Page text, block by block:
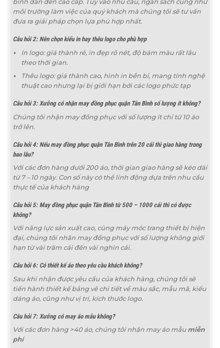
bình dân đến cao cấp. Tùy vào nhu cầu, ngân sách cũng như
môi trường làm việc của quý khách mà chúng tôi sẽ tư vấn
đưa ra giải pháp chọn lựa phù hợp nhất.
Câu hỏi 2: Nên chọn kiểu in hay thêu logo cho phù hợp
In logo: giá thành rẻ, in đẹp rõ nét, độ bám màu rất lâu
theo thời gian.
Thêu logo: giá thành cao, hình in bền bỉ, mang tính nghệ
thuật cao nhưng lại bị giới hạn bởi các logo phức tạp
Câu hỏi 3: Xưởng có nhận may đồng phục quận Tân Bình số lượng ít không?
Chúng tôi nhận may đồng phục với số lượng ít chỉ từ 10 áo
trở lên.
Câu hỏi 4: Nếu may đồng phục quận Tân Bình trên 20 cái thì giao hàng trong
bao lâu?
Với các đơn hàng dưới 200 áo, thời gian giao hàng sẽ kéo dài
từ 7 – 10 ngày. Con số này có thể linh động dựa trên nhu cầu
thực tế của khách hàng
Câu hỏi 5: May đồng phục quận Tân Bình từ 500 – 1000 cái thì có được
không?
Với năng lực sản xuất cao, cùng máy móc trang thiết bị hiện
đại, chúng tôi nhân may đồng phục với số lượng không giới
hạn từ vài trăm cái đến vài nghìn cái.
Câu hỏi 6: Có thiết kế áo theo yêu cầu khách không?
Sau khi nhận được yêu cầu của khách hàng, chúng tôi sẽ
tiến hành thiết kế bảng vẽ chi tiết về màu sắc, mẫu mã, kiểu
dáng áo, cũng như vị trí, kích thước logo.
Câu hỏi 7: Xưởng có may áo mẫu không?
Với các đơn hàng >40 áo, chúng tôi nhận may áo mẫu miễn
phí